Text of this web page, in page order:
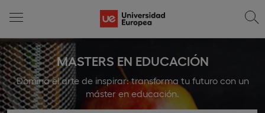
MASTERS EN EDUCACIÓN
Domina el arte de inspirar: transforma tu futuro con un
máster en educación.